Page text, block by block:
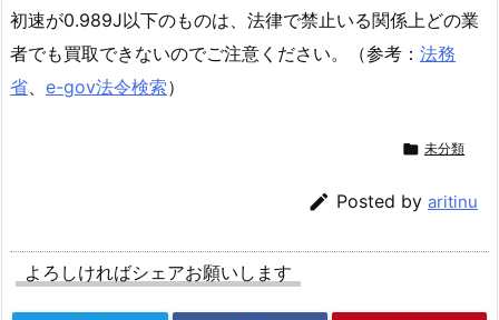
初速が0.989J以下のものは、法律で禁止いる関係上どの業
者でも買取できないのでご注意ください。（参考： 法務
省、 e-gov法令検索）
 未分類
 Posted by aritinu
よろしければシェアお願いします